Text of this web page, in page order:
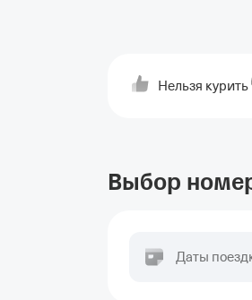
Нельзя курить
Выбор
Даты